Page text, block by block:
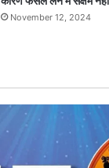
November 12, 2024